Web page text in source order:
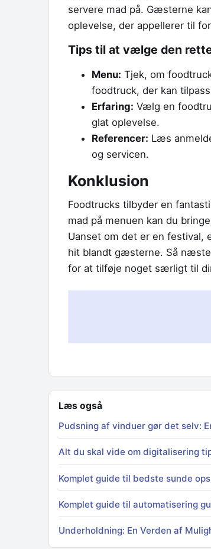
servere mad på. Gæsterne
oplevelse, der appellerer til
Tips til at vælge den
Menu: Tjek, om
foodtruck, der kan
Erfaring: Vælg en
glat oplevelse.
Referencer: Læs
og servicen.
Konklusion
Foodtrucks tilbyder en
mad på menuen kan du
Uanset om det er en
hit blandt gæsterne. Så
for at tilføje noget særligt til
Læs også
Pudsning af vinduer gør det selv:
Alt du skal vide om digitalisering
Komplet guide til bedste sunde
Komplet guide til automatisering
Underholdning: En Verden af